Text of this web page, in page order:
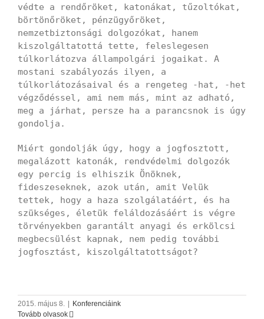
védte a rendőröket, katonákat, tűzoltókat,
börtönőröket, pénzügyőröket,
nemzetbiztonsági dolgozókat, hanem
kiszolgáltatottá tette, feleslegesen
túlkorlátozva állampolgári jogaikat. A
mostani szabályozás ilyen, a
túlkorlátozásaival és a rengeteg -hat, -het
végződéssel, ami nem más, mint az adható,
meg a járhat, persze ha a parancsnok is úgy
gondolja.
Miért gondolják úgy, hogy a jogfosztott,
megalázott katonák, rendvédelmi dolgozók
egy percig is elhiszik Önöknek,
fideszeseknek, azok után, amit Velük
tettek, hogy a haza szolgálatáért, és ha
szükséges, életük feláldozásáért is végre
törvényekben garantált anyagi és erkölcsi
megbecsülést kapnak, nem pedig további
jogfosztást, kiszolgáltatottságot?
2015. május 8.
Konferenciáink
Tovább olvasok